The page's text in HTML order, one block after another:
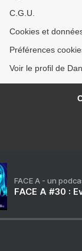
C.G.U.
Cookies et
Préférences
Voir le profil de
FACE A - un
FACE A #30 :